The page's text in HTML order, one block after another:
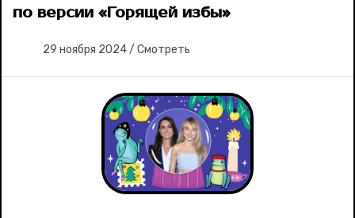
по версии «Горящей избы»
29 ноября 2024/ Смотреть